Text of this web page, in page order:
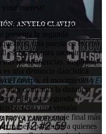
interest!
completamente
presenta la segunda
una puesta en escena
escenario para sacudir
las apariencias. Inspirada
una denuncia dancística
del cuerpo, el movimiento y
obra confronta la distancia
En esta segunda
presenta una versión
nuevo y un mensaje final más
manera particular a quienes